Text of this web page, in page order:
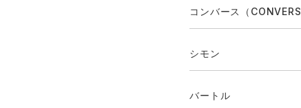
コンバース（
シモン
バートル